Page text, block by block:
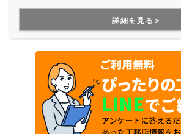
す。ニコニコ住宅では、価格を抑えるた
すのではなく、全国の工務店との共同仕
の業者から協力を得ることで、品質を保
える工夫をしています。土地提案も一緒
づくりを総合的にご提案することを得意
詳細を見る＞